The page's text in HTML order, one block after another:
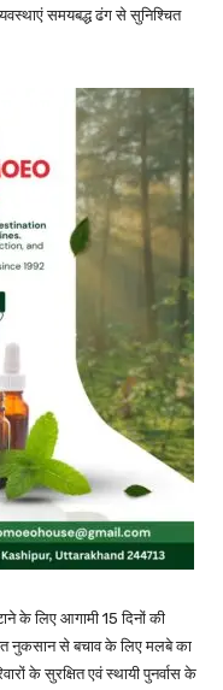
समयबद्ध ढंग से सुनिश्चित
के लिए आगामी 15 दिनों की
नुकसान से बचाव के लिए मलबे का
के सुरक्षित एवं स्थायी पुनर्वास के